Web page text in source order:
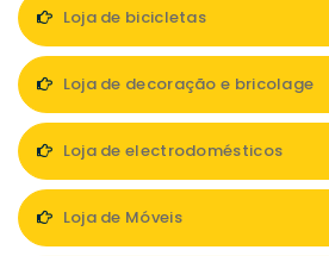
Loja de bicicletas
Loja de decoração e bricolage
Loja de electrodomésticos
Loja de Móveis